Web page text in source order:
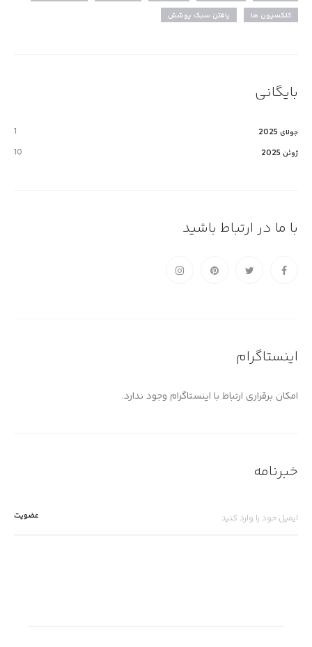
کلکسیون ها یافتن سبک پوشش
بایگانی
جولای 2025 1
ژوئن 2025 10
با ما در ارتباط باشید
اینستاگرام
امکان برقراری ارتباط با اینستاگرام وجود ندارد.
خبرنامه